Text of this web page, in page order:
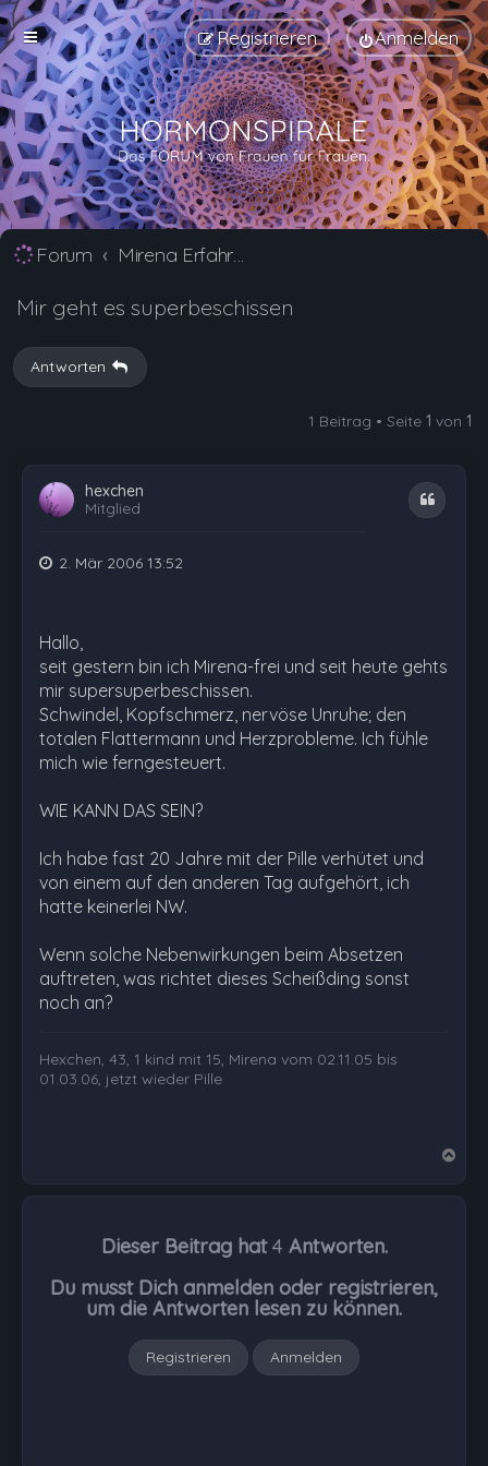
Anmelden
Registrieren
Forum Mirena Erfahrungsberichte und Nebenwirkungen
Mir geht es superbeschissen
Antworten
1 Beitrag • Seite 1 von 1
hexchen
Mitglied
Zitat
2. Mär 2006 13:52
Hallo,
seit gestern bin ich Mirena-frei und seit heute gehts
mir supersuperbeschissen.
Schwindel, Kopfschmerz, nervöse Unruhe; den
totalen Flattermann und Herzprobleme. Ich fühle
mich wie ferngesteuert.
WIE KANN DAS SEIN?
Ich habe fast 20 Jahre mit der Pille verhütet und
von einem auf den anderen Tag aufgehört, ich
hatte keinerlei NW.
Wenn solche Nebenwirkungen beim Absetzen
auftreten, was richtet dieses Scheißding sonst
noch an?
Hexchen, 43, 1 kind mit 15, Mirena vom 02.11.05 bis
01.03.06, jetzt wieder Pille
Dieser Beitrag hat4 Antworten.
Du musst Dich anmelden oder registrieren,
um die Antworten lesen zu können.
Registrieren Anmelden